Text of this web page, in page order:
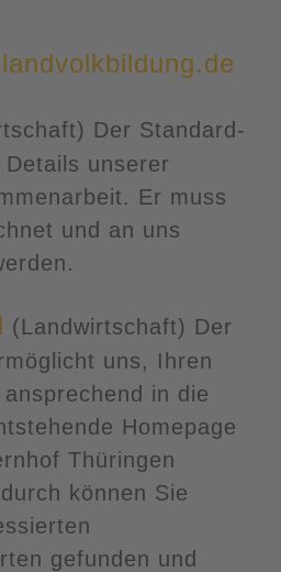
Der Standard-
unserer
Er muss
und an uns
(Landwirtschaft) Der
uns, Ihren
in die
Homepage
Thüringen
können Sie
gefunden und